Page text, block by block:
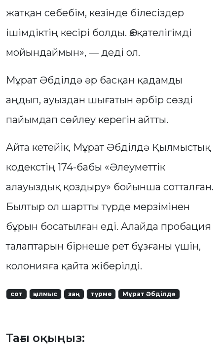
жатқан себебім, кезінде білесіздер
ішімдіктің кесірі болды. Өз қателігімді
мойындаймын», — деді ол.
Мұрат Әбділдә әр басқан қадамды
аңдып, ауыздан шығатын әрбір сөзді
пайымдап сөйлеу керегін айтты.
Айта кетейік, Мұрат Әбділдә Қылмыстық
кодекстің 174-бабы «Әлеуметтік
алауыздық қоздыру» бойынша сотталған.
Былтыр ол шартты түрде мерзімінен
бұрын босатылған еді. Алайда пробация
талаптарын бірнеше рет бұзғаны үшін,
колонияға қайта жіберілді.
сот қылмыс заң түрме Мұрат Әбділдә
Тағы оқыңыз: